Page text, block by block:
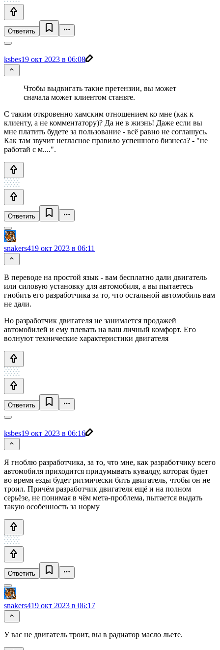
Ответить
ksbes19 окт 2023 в 06:08
Чтобы выдвигать такие претензии, вы может
сначала может клиентом станьте.
С таким откровенно хамским отношением ко мне (как к
клиенту, а не комментатору)? Да не в жизнь! Даже если вы
мне платить будете за пользование - всё равно не соглашусь.
Как там звучит негласное правило успешного бизнеса? - "не
работай с м....".
Ответить
snakers419 окт 2023 в 06:11
В переводе на простой язык - вам бесплатно дали двигатель
или силовую установку для автомобиля, а вы пытаетесь
гнобить его разработчика за то, что остальной автомобиль вам
не дали.
Но разработчик двигателя не занимается продажей
автомобилей и ему плевать на ваш личный комфорт. Его
волнуют технические характеристики двигателя
Ответить
ksbes19 окт 2023 в 06:16
Я гноблю разработчика, за то, что мне, как разработчику всего
автомобиля приходится придумывать кувалду, которая будет
во время езды будет ритмически бить двигатель, чтобы он не
троил. Причём разработчик двигателя ещё и на полном
серьёзе, не понимая в чём мета-проблема, пытается выдать
такую особенность за норму
Ответить
snakers419 окт 2023 в 06:17
У вас не двигатель троит, вы в радиатор масло льете.